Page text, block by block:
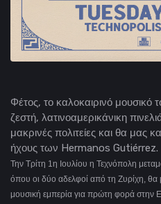
Φέτος, το καλοκαιρινό μουσικό
ζεστή, λατινοαμερικάνικη
μακρινές πολιτείες και θα μας
ήχους των Hermanos Gutiérrez.
Την Τρίτη 1η Ιουλίου η Τεχνόπολη
όπου οι δύο αδελφοί από τη Ζυρίχη,
μουσική εμπερία για πρώτη φορά στην